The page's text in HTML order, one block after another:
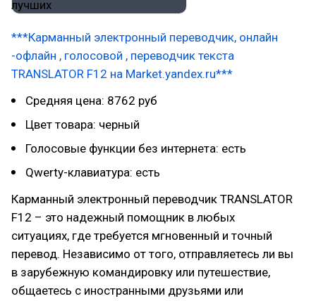
***Карманный электронный переводчик, онлайн
-офлайн , голосовой , переводчик текста
TRANSLATOR F12 на Market.yandex.ru***
Средняя цена: 8762 руб
Цвет товара: черный
Голосовые функции без интернета: есть
Qwerty-клавиатура: есть
Карманный электронный переводчик TRANSLATOR
F12 – это надежный помощник в любых
ситуациях, где требуется мгновенный и точный
перевод. Независимо от того, отправляетесь ли вы
в зарубежную командировку или путешествие,
общаетесь с иностранными друзьями или